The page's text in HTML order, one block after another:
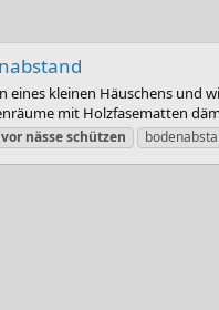
kleinen Häuschens und
mit Holzfasematten
vor nässeschützen